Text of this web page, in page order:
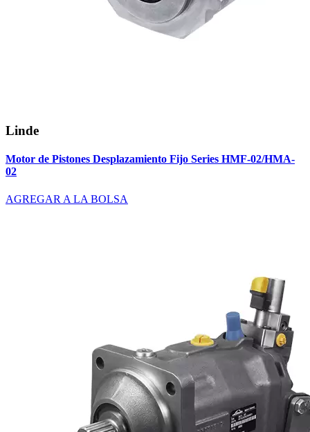
Linde
Motor de Pistones Desplazamiento Fijo Series HMF-02/HMA-
02
AGREGAR A LA BOLSA